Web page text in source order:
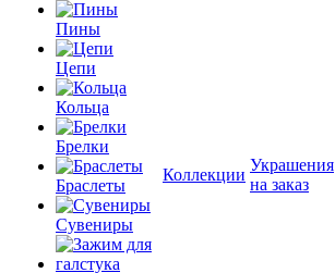
Пины
Цепи
Кольца
Брелки
Браслеты
Сувениры
Коллекции
Украшения
на заказ